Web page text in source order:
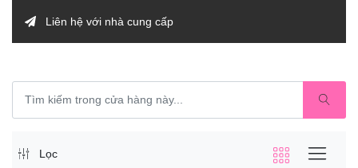
Liên hệ với nhà cung cấp
Lọc